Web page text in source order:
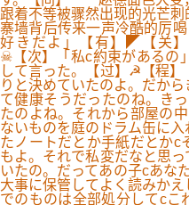
跟着不等被骤然出现的光芒
寨墙背后传来一声冷酷的厉
好きだよ」【有】◤【关
☠【次】「私c約束があるの
して言った。【过】☭【程
りと決めていたのよ。だか
て健康そうだったのね。き
たのよね。それから部屋の
ないものを庭のドラム缶に
たノートだとか手紙だとかc
もよ。それで私変だなと思
いたの。だってあの子cあな
大事に保管してよく読みか
でのものは全部処分してcこ